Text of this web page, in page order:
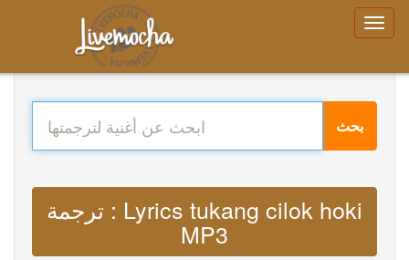
بحث
ترجمة : Lyrics tukang cilok hoki
MP3